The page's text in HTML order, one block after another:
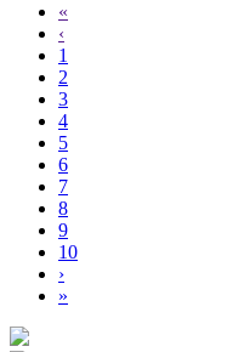
«
‹
1
2
3
4
5
6
7
8
9
10
›
»